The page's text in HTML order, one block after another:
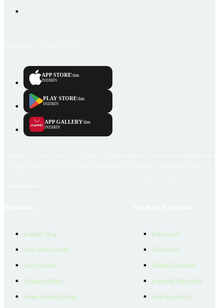
APP STORE'dan
İNDİRİN
PLAY STORE'dan
İNDİRİN
APP GALLERY'den
İNDİRİN
Emlakjet Blog
Satın Alma Rehberi
Satıcı Rehberi
Kiralama Rehberi
Konut Kredisi Rehberi
Hakkımızda
Ödüllerimiz
Reklam Çözümleri
Kurumsal Materyaller
İnsan Kaynakları